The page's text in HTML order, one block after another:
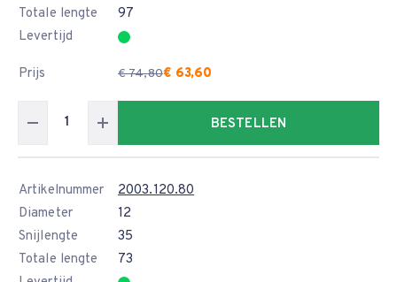
Totale lengte
97
Levertijd
Prijs € 74,80€ 63,60
BESTELLEN
Artikelnummer
2003.120.80
Diameter
12
Snijlengte
35
Totale lengte
73